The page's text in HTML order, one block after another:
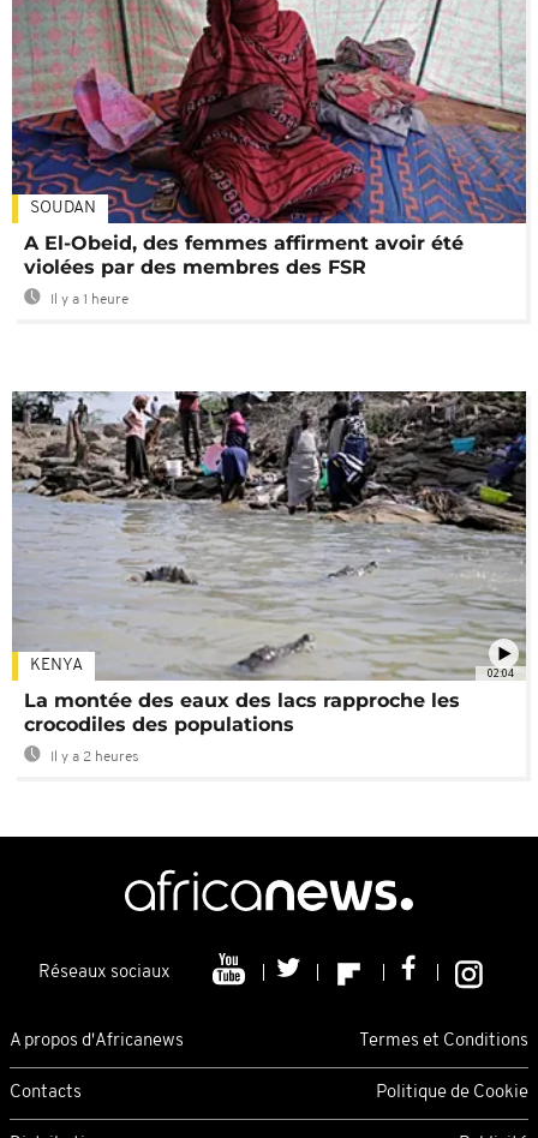
SOUDAN
A El-Obeid, des femmes affirment avoir été
violées par des membres des FSR
Il y a 1 heure
02:04
KENYA
La montée des eaux des lacs rapproche les
crocodiles des populations
Il y a 2 heures
Réseaux sociaux
A propos d'Africanews Termes et Conditions
Contacts Politique de Cookie